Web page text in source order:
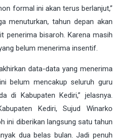
formal ini akan terus berlanjut,”
menuturkan, tahun depan akan
penerima bisaroh. Karena masih
belum menerima insentif.
data-data yang menerima
belum mencakup seluruh guru
di Kabupaten Kediri,” jelasnya.
Kediri, Sujud Winarko
ini diberikan langsung satu tahun
dua belas bulan. Jadi penuh